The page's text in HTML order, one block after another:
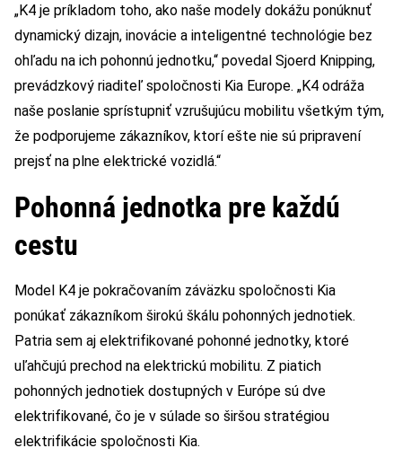
„K4 je príkladom toho, ako naše modely dokážu ponúknuť
dynamický dizajn, inovácie a inteligentné technológie bez
ohľadu na ich pohonnú jednotku,“ povedal Sjoerd Knipping,
prevádzkový riaditeľ spoločnosti Kia Europe. „K4 odráža
naše poslanie sprístupniť vzrušujúcu mobilitu všetkým tým,
že podporujeme zákazníkov, ktorí ešte nie sú pripravení
prejsť na plne elektrické vozidlá.“
Pohonná jednotka pre každú
cestu
Model K4 je pokračovaním záväzku spoločnosti Kia
ponúkať zákazníkom širokú škálu pohonných jednotiek.
Patria sem aj elektrifikované pohonné jednotky, ktoré
uľahčujú prechod na elektrickú mobilitu. Z piatich
pohonných jednotiek dostupných v Európe sú dve
elektrifikované, čo je v súlade so širšou stratégiou
elektrifikácie spoločnosti Kia.